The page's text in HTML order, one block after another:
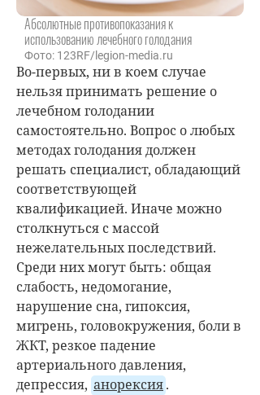
Абсолютные противопоказания к
использованию лечебного голодания
Фото: 123RF/legion-media.ru
Во-первых, ни в коем случае
нельзя принимать решение о
лечебном голодании
самостоятельно. Вопрос о любых
методах голодания должен
решать специалист, обладающий
соответствующей
квалификацией. Иначе можно
столкнуться с массой
нежелательных последствий.
Среди них могут быть: общая
слабость, недомогание,
нарушение сна, гипоксия,
мигрень, головокружения, боли в
ЖКТ, резкое падение
артериального давления,
депрессия, анорексия.